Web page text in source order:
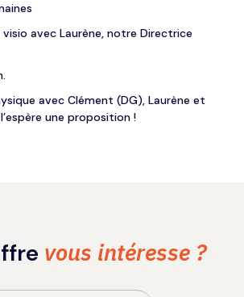
avec Laurène, notre Directrice
avec Clément (DG), Laurène et
une proposition !
vous intéresse ?